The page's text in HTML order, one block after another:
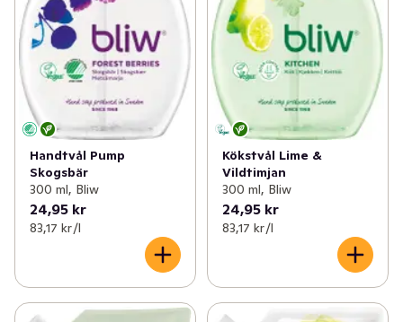
Handtvål Pump
Skogsbär
300 ml, Bliw
24,95 kr
83,17 kr /l
Kökstvål Lime &
Vildtimjan
300 ml, Bliw
24,95 kr
83,17 kr /l